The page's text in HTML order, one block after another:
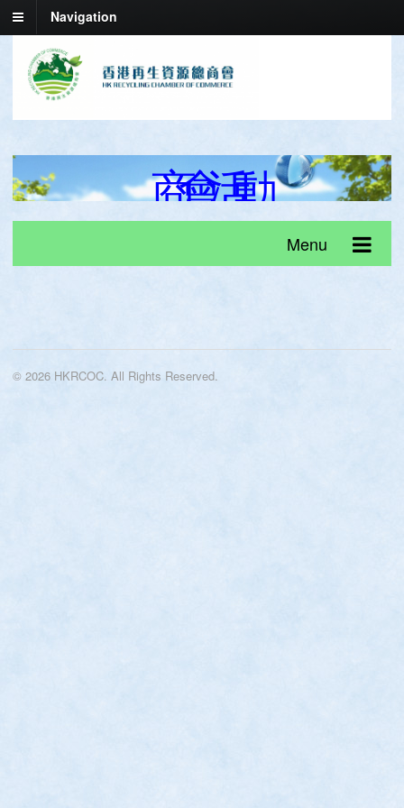
Navigation
商會活動
Menu
© 2026 HKRCOC. All Rights Reserved.